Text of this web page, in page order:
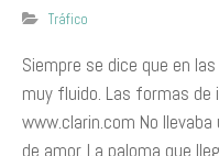
Tráfico
Siempre se dice que en
muy fluido. Las formas
www.clarin.com No
de amor. La paloma que